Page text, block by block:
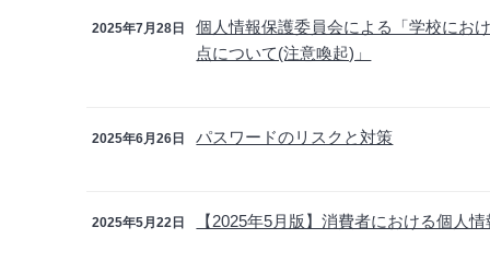
2025年7月28日
個人情報保護委員会による「学校にお
点について(注意喚起)」
2025年6月26日 パスワードのリスクと対策
2025年5月22日 【2025年5月版】消費者における個人